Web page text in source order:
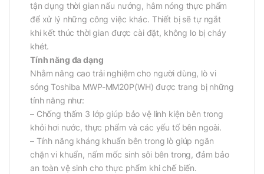
tận dụng thời gian nấu nướng, hâm nóng thực phẩm
để xử lý những công việc khác. Thiết bị sẽ tự ngắt
khi kết thúc thời gian được cài đặt, không lo bị cháy
khét.
Tính năng đa dạng
Nhằm nâng cao trải nghiệm cho người dùng, lò vi
sóng Toshiba MWP-MM20P(WH) được trang bị những
tính năng như:
– Chống thấm 3 lớp giúp bảo vệ linh kiện bên trong
khỏi hơi nước, thực phẩm và các yếu tố bên ngoài.
– Tính năng kháng khuẩn bên trong lò giúp ngăn
chặn vi khuẩn, nấm mốc sinh sôi bên trong, đảm bảo
an toàn vệ sinh cho thực phẩm khi chế biến.